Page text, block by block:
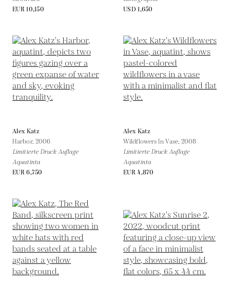
EUR 10,150
USD 1,650
Alex Katz
Harbor, 2006
Limitierte Druck Auflage
Aquatinta
EUR 6,750
Alex Katz
Wildflowers In Vase,2008
Limitierte Druck Auflage
Aquatinta
EUR 4,870